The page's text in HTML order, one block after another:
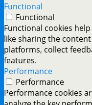
Functional
Functional
Functional cookies
like sharing the
platforms, collect
features.
Performance
Performance
Performance cookies